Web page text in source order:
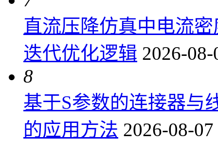
直流压降仿真中电流
迭代优化逻辑 2026-
8
基于S参数的连接器与
的应用方法 2026-08-